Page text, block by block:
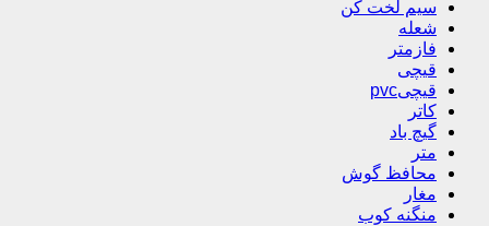
سیم لخت کن
شعله
فازمتر
قیچی
قیچیpvc
کاتر
گیچ باد
متر
محافظ گوش
مغار
منگنه کوب